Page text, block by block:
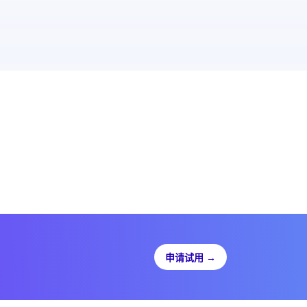
申请试用 →